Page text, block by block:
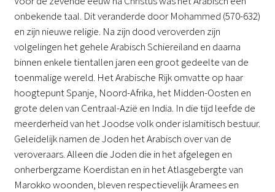
onbekende taal. Dit veranderde door Mohammed (570-632)
en zijn nieuwe religie. Na zijn dood veroverden zijn
volgelingen het gehele Arabisch Schiereiland en daarna
binnen enkele tientallen jaren een groot gedeelte van de
toenmalige wereld. Het Arabische Rijk omvatte op haar
hoogtepunt Spanje, Noord-Afrika, het Midden-Oosten en
grote delen van Centraal-Azië en India. In die tijd leefde de
meerderheid van het Joodse volk onder islamitisch bestuur.
Geleidelijk namen de Joden het Arabisch over van de
veroveraars. Alleen die Joden die in het afgelegen en
onherbergzame Koerdistan en in het Atlasgebergte van
Marokko woonden, bleven respectievelijk Aramees en